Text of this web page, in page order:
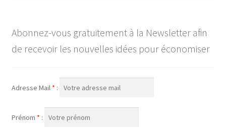
Abonnez-vous gratuitement à la Newsletter afin
de recevoir les nouvelles idées pour économiser
Adresse Mail * :
Prénom * :